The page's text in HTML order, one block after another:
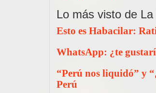
Lo más visto de
Esto es Habacilar:
WhatsApp: ¿te
“Perú nos liquidó” y
Perú